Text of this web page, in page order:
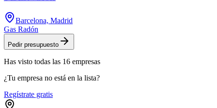
Barcelona, Madrid
Gas Radón
Pedir presupuesto
Has visto todas las 16 empresas
¿Tu empresa no está en la lista?
Regístrate gratis